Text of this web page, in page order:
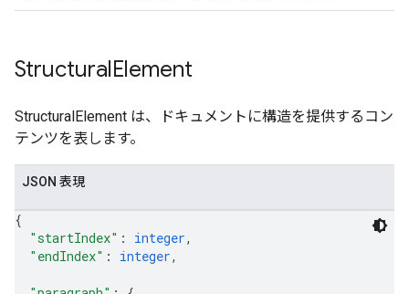
StructuralElement
StructuralElement は、ドキュメントに構造を提供するコン
テンツを表します。
JSON 表現
{
"startIndex" : integer,
"endIndex" : integer,